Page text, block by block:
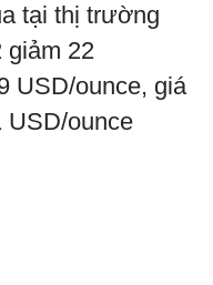
tại thị trường
giảm 22
USD/ounce, giá
USD/ounce